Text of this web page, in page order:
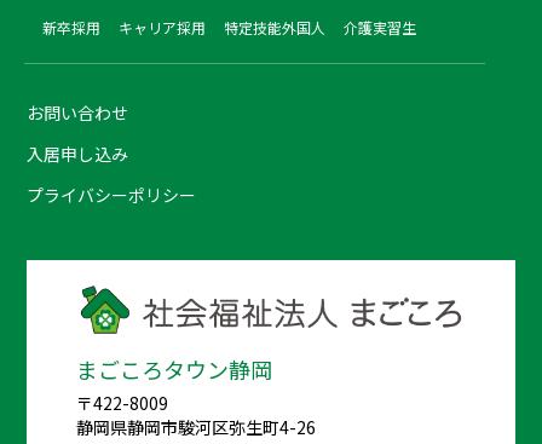
新卒採用 キャリア採用 特定技能外国人 介護実習生
お問い合わせ
入居申し込み
プライバシーポリシー
まごころタウン静岡
〒422-8009
静岡県静岡市駿河区弥生町4-26